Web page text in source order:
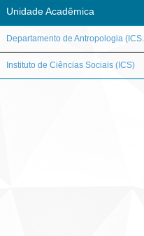
Unidade Acadêmica
Departamento de Antropologia (ICS...
Instituto de Ciências Sociais (ICS)